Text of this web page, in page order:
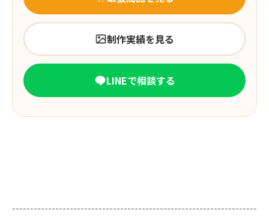
制作実績を見る
LINEで相談する
--------------------------------------------------------------------